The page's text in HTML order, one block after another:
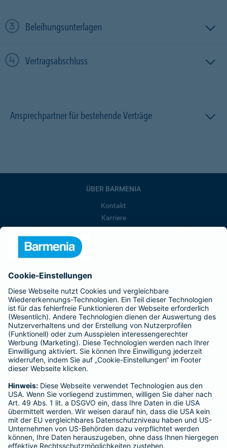
Beleihungsunterlagen
Vertragsabschluss
Ansprechpartner für bestehende Verträge
ÜBER BARMENIA
Kontakt
Karriere
Barmenia ist Teil der BarmeniaGothaer
BELIEBTE SEITEN
Kranken-Zusatzversicherung
Tierversicherungen
Haftpflichtversicherung
Hausratversicherung
Adresse ändern
Schaden melden
Kilometerstandsmeldung
Serviceübersicht